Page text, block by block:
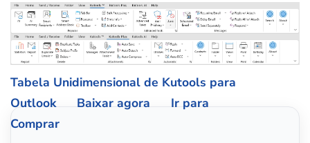
Tabela Unidimensional de Kutools para
Outlook
Baixar agora
Ir para
Comprar